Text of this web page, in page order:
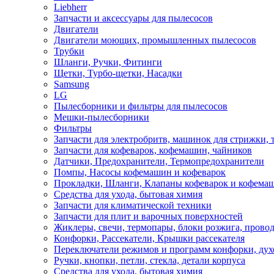
Liebherr
Запчасти и аксессуары для пылесосов
Двигатели
Двигатели моющих, промышленных пылесосов
Трубки
Шланги, Ручки, Фитинги
Щетки, Турбо-щетки, Насадки
Samsung
LG
Пылесборники и фильтры для пылесосов
Мешки-пылесборники
Фильтры
Запчасти для электробритв, машинок для стрижки,
Запчасти для кофеварок, кофемашин, чайников
Датчики, Предохранители, Термопредохранители
Помпы, Насосы кофемашин и кофеварок
Прокладки, Шланги, Клапаны кофеварок и
Средства для ухода, бытовая химия
Запчасти для климатической техники
Запчасти для плит и варочных поверхностей
Жиклеры, свечи, термопары, блоки розжига,
Конфорки, Рассекатели, Крышки рассекателя
Переключатели режимов и программ конфорки,
Ручки, кнопки, петли, стекла, детали корпуса
Средства для ухода, бытовая химия